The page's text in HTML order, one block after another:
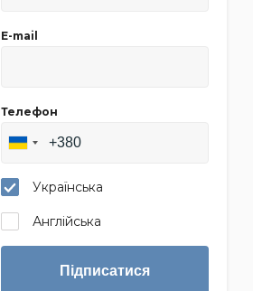
E-mail
Телефон
Українська
Англійська
Підписатися